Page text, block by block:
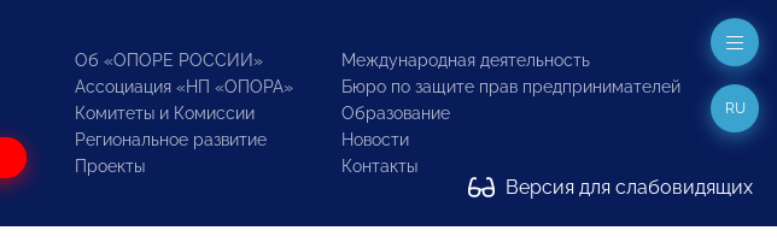
Об «ОПОРЕ РОССИИ»
Ассоциация «НП «ОПОРА»
Комитеты и Комиссии
Региональное развитие
Проекты
Международная деятельность
Бюро по защите прав предпринимателей
Образование
Новости
Контакты
Версия для слабовидящих
RU